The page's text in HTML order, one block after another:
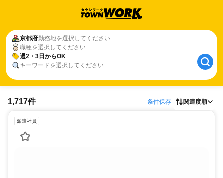
京都府勤務地を選択してください
職種を選択してください
週2・3日からOK
キーワードを選択してください
1,717件 条件保存 関連度順
派遣社員